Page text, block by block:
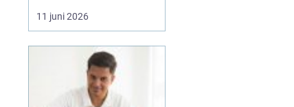
hvor pressede de faktisk
er. Hverdagen kører
familie og praktiske
opgaver, og langsomt
forsvinder kontakten til
11 juni 2026